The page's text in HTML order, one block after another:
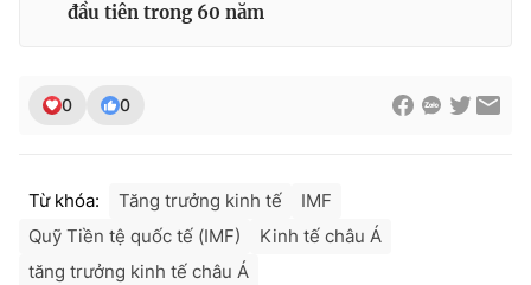
đầu tiên trong 60 năm
0 0
Từ khóa: Tăng trưởng kinh tế
IMF
Quỹ Tiền tệ quốc tế (IMF)
Kinh tế châu Á
tăng trưởng kinh tế châu Á